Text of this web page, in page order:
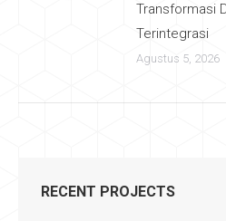
Transformasi
Terintegrasi
Agustus 5, 2026
RECENT PROJECTS